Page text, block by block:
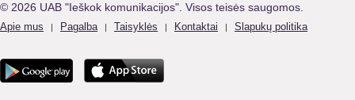
© 2026 UAB "Ieškok komunikacijos". Visos teisės saugomos.
Apie mus | Pagalba | Taisyklės | Kontaktai | Slapukų politika